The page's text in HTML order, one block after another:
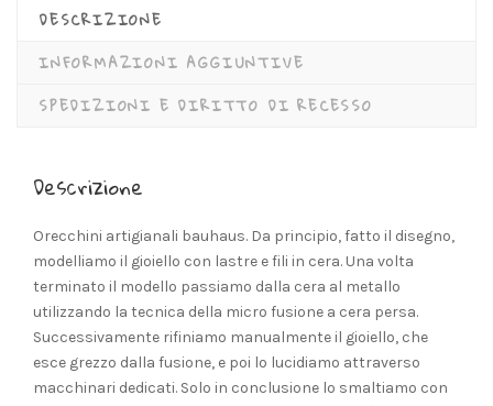
DESCRIZIONE
INFORMAZIONI AGGIUNTIVE
SPEDIZIONI E DIRITTO DI RECESSO
Descrizione
Orecchini artigianali bauhaus. Da principio, fatto il disegno,
modelliamo il gioiello con lastre e fili in cera. Una volta
terminato il modello passiamo dalla cera al metallo
utilizzando la tecnica della micro fusione a cera persa.
Successivamente rifiniamo manualmente il gioiello, che
esce grezzo dalla fusione, e poi lo lucidiamo attraverso
macchinari dedicati. Solo in conclusione lo smaltiamo con